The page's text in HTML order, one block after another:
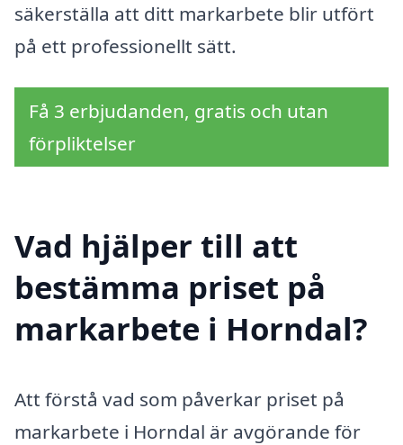
säkerställa att ditt markarbete blir utfört
på ett professionellt sätt.
Få 3 erbjudanden, gratis och utan
förpliktelser
Vad hjälper till att
bestämma priset på
markarbete i Horndal?
Att förstå vad som påverkar priset på
markarbete i Horndal är avgörande för